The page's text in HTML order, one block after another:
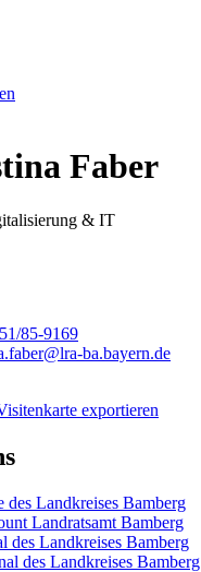
Faber
& IT
85-9169
ba.bayern.de
exportieren
des Landkreises Bamberg
Landratsamt Bamberg
des Landkreises Bamberg
des Landkreises Bamberg